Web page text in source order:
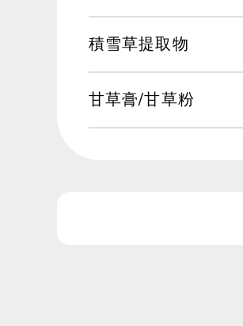
積雪草提取物
甘草膏/甘草粉